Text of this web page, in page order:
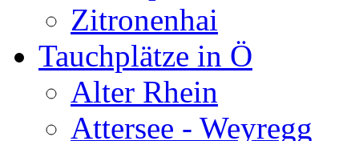
Zitronenhai
Tauchplätze in Ö
Alter Rhein
Attersee - Weyregg